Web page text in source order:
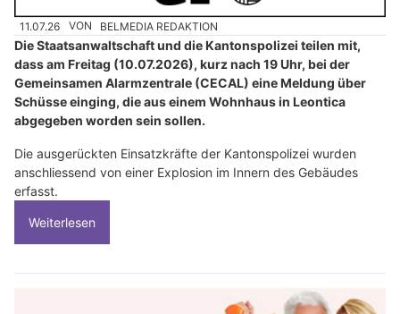
11.07.26 VON BELMEDIA REDAKTION
Die Staatsanwaltschaft und die Kantonspolizei teilen mit,
dass am Freitag (10.07.2026), kurz nach 19 Uhr, bei der
Gemeinsamen Alarmzentrale (CECAL) eine Meldung über
Schüsse einging, die aus einem Wohnhaus in Leontica
abgegeben worden sein sollen.
Die ausgerückten Einsatzkräfte der Kantonspolizei wurden
anschliessend von einer Explosion im Innern des Gebäudes
erfasst.
Weiterlesen